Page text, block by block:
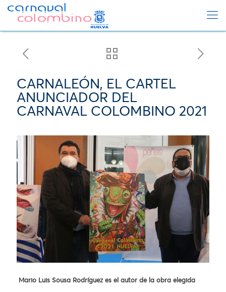
CARNALEÓN, EL CARTEL
ANUNCIADOR DEL
CARNAVAL COLOMBINO 2021
Mario Luis Sousa Rodríguez es el autor de la obra elegida